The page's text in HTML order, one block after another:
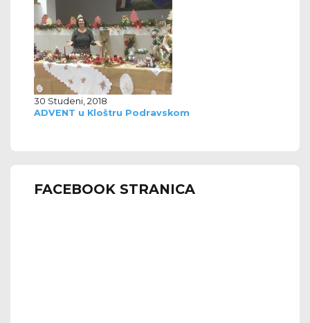
30 Studeni, 2018
ADVENT u Kloštru Podravskom
FACEBOOK STRANICA